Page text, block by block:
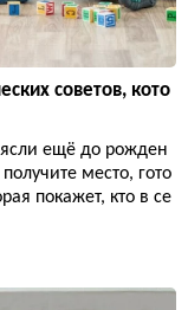
советов, кото
ясли ещё до рожден
место, гото
покажет, кто в се